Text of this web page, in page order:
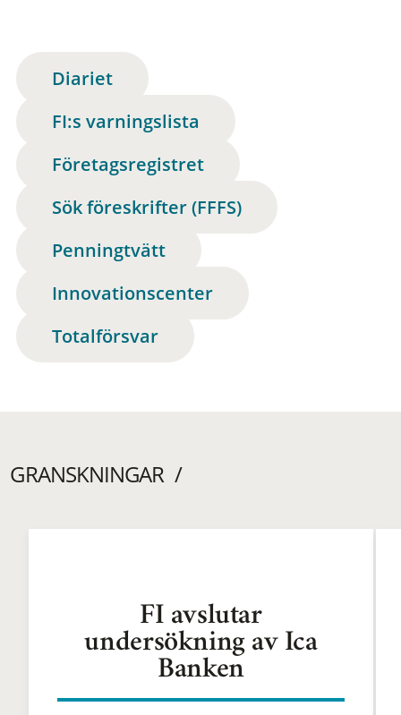
Diariet
FI:s varningslista
Företagsregistret
Sök föreskrifter (FFFS)
Penningtvätt
Innovationscenter
Totalförsvar
GRANSKNINGAR
FI avslutar
undersökning av Ica
Banken